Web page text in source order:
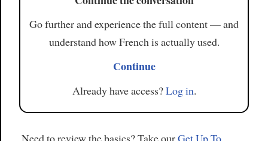
Go further and experience the full content — and
understand how French is actually used.
Continue
Already have access?Log in.
Need to review the basics? Take ourGet Up To